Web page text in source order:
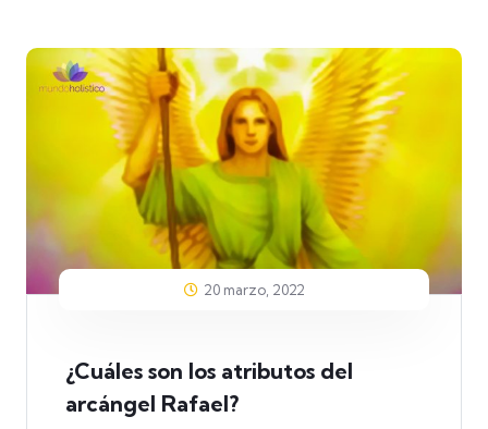
20 marzo, 2022
¿Cuáles son los atributos del
arcángel Rafael?